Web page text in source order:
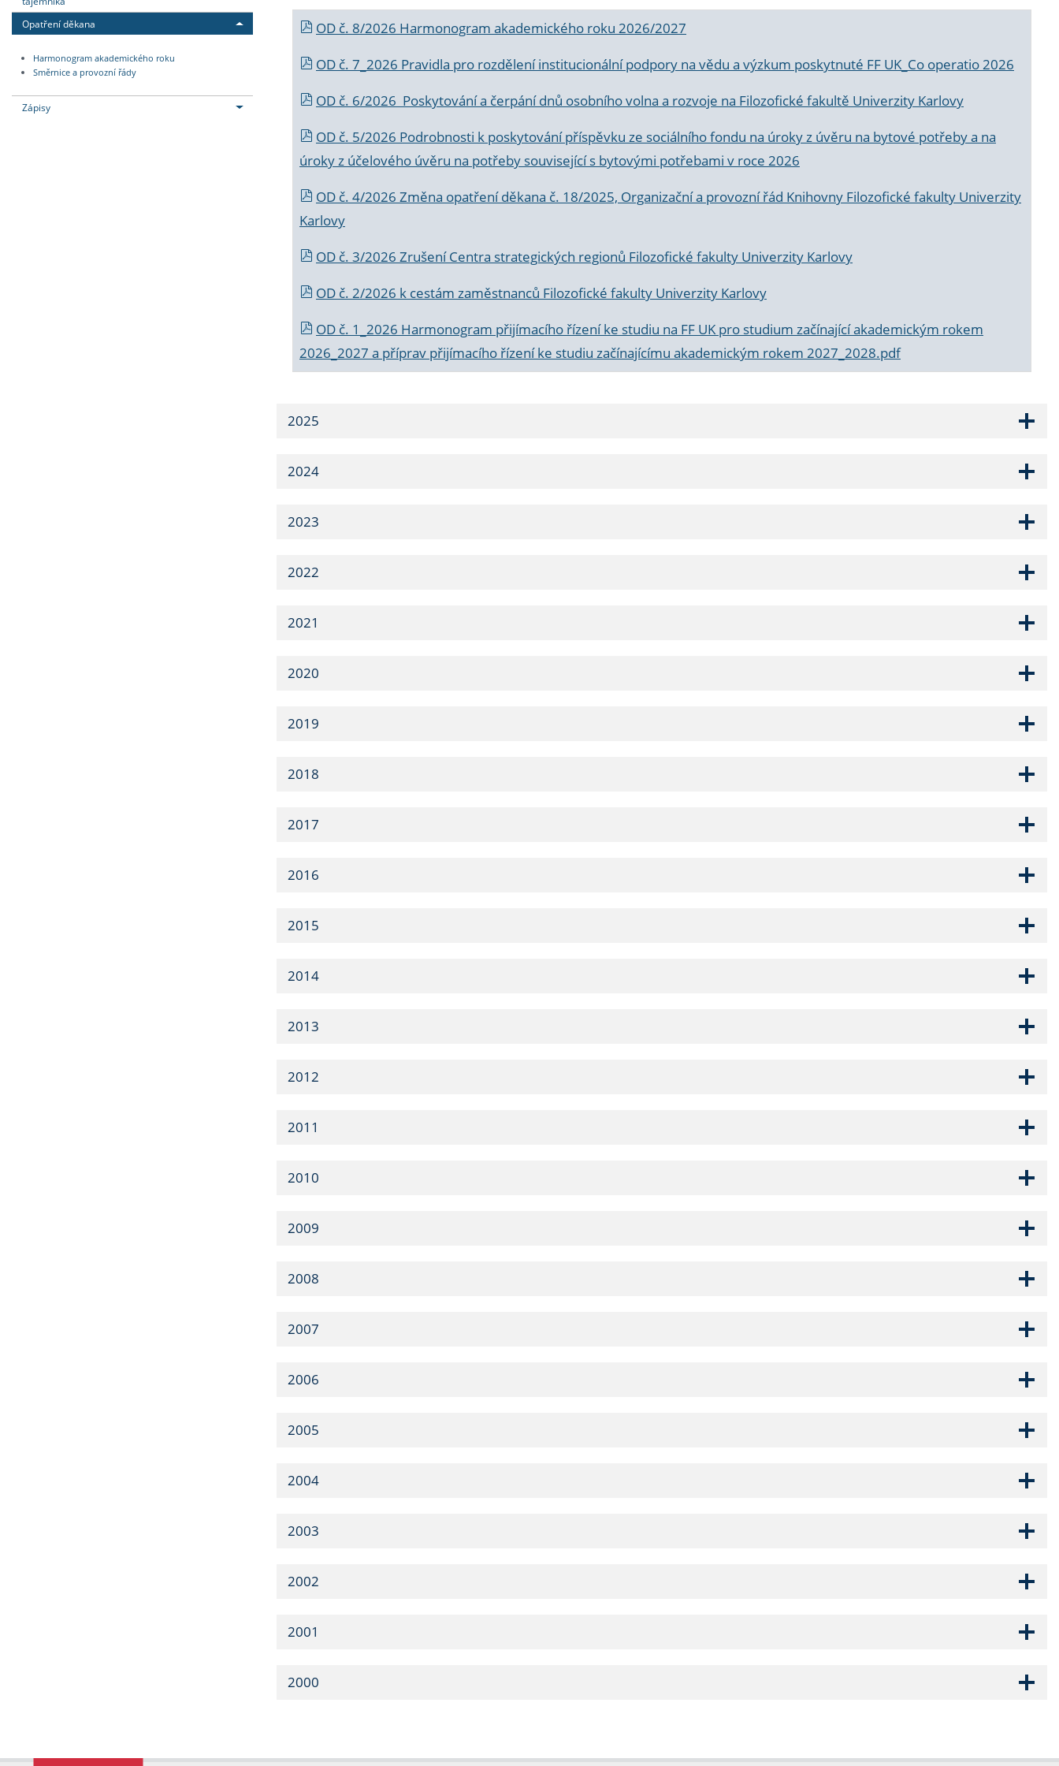
Opatření děkana
Harmonogram akademického roku
Směrnice a provozní řády
Zápisy
OD č. 8/2026 Harmonogram akademického roku 2026/2027
OD č. 7_2026 Pravidla pro rozdělení institucionální podpory na vědu a výzkum poskytnuté FF UK_Co operatio 2026
OD č. 6/2026 Poskytování a čerpání dnů osobního volna a rozvoje na Filozofické fakultě Univerzity Karlovy
OD č. 5/2026 Podrobnosti k poskytování příspěvku ze sociálního fondu na úroky z úvěru na bytové potřeby a na
úroky z účelového úvěru na potřeby související s bytovými potřebami v roce 2026
OD č. 4/2026 Změna opatření děkana č. 18/2025, Organizační a provozní řád Knihovny Filozofické fakulty Univerzity
Karlovy
OD č. 3/2026 Zrušení Centra strategických regionů Filozofické fakulty Univerzity Karlovy
OD č. 2/2026 k cestám zaměstnanců Filozofické fakulty Univerzity Karlovy
OD č. 1_2026 Harmonogram přijímacího řízení ke studiu na FF UK pro studium začínající akademickým rokem
2026_2027 a příprav přijímacího řízení ke studiu začínajícímu akademickým rokem 2027_2028.pdf
2025
2024
2023
2022
2021
2020
2019
2018
2017
2016
2015
2014
2013
2012
2011
2010
2009
2008
2007
2006
2005
2004
2003
2002
2001
2000